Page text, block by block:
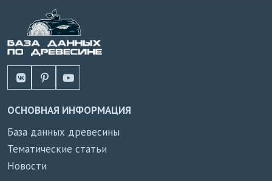
ОСНОВНАЯ ИНФОРМАЦИЯ
База данных древесины
Тематические статьи
Новости